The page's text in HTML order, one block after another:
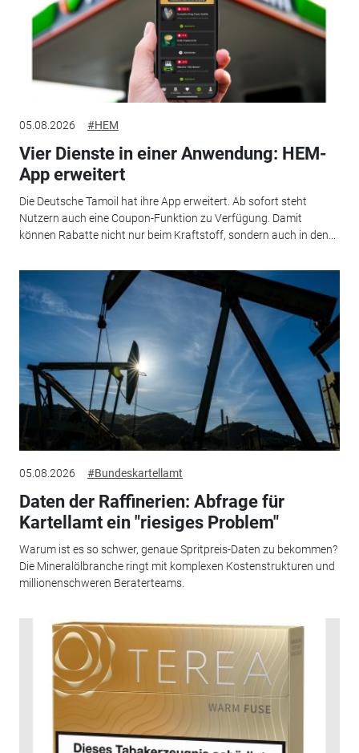
05.08.2026 #HEM
Vier Dienste in einer Anwendung: HEM-
App erweitert
Die Deutsche Tamoil hat ihre App erweitert. Ab sofort steht
Nutzern auch eine Coupon-Funktion zu Verfügung. Damit
können Rabatte nicht nur beim Kraftstoff, sondern auch in den...
05.08.2026 #Bundeskartellamt
Daten der Raffinerien: Abfrage für
Kartellamt ein "riesiges Problem"
Warum ist es so schwer, genaue Spritpreis-Daten zu bekommen?
Die Mineralölbranche ringt mit komplexen Kostenstrukturen und
millionenschweren Beraterteams.